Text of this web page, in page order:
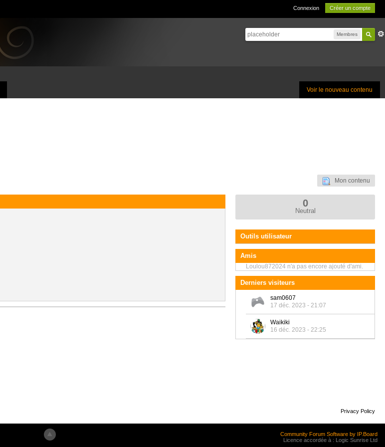
Connexion Créer un compte
Membres
Voir le nouveau contenu
Mon contenu
0
Neutral
Outils utilisateur
Amis
Loulou872024 n'a pas encore ajouté d'ami.
Derniers visiteurs
sam0607
17 déc. 2023 - 21:07
Waikiki
16 déc. 2023 - 22:25
Privacy Policy
Community Forum Software by IP.Board
Licence accordée à : Logic Sunrise Ltd